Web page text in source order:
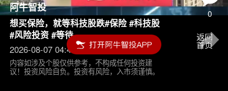
0
阿牛智投
想买保险，就等科技股跌#保险 #科技股
#风险投资 #等待
2026-08-07 04:45
内容如涉及个股仅供参考，不构成任何投资建
议！投资风险自负。投资有风险，入市须谨慎。